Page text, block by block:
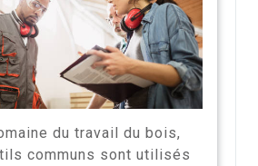
du travail du bois,
communs sont utilisés